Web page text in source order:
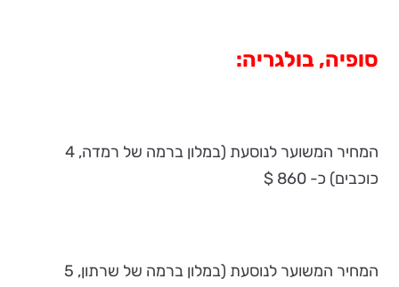
סופיה, בולגריה:
המחיר המשוער לנוסעת (במלון ברמה של רמדה, 4
כוכבים) כ- 860 $
המחיר המשוער לנוסעת (במלון ברמה של שרתון, 5